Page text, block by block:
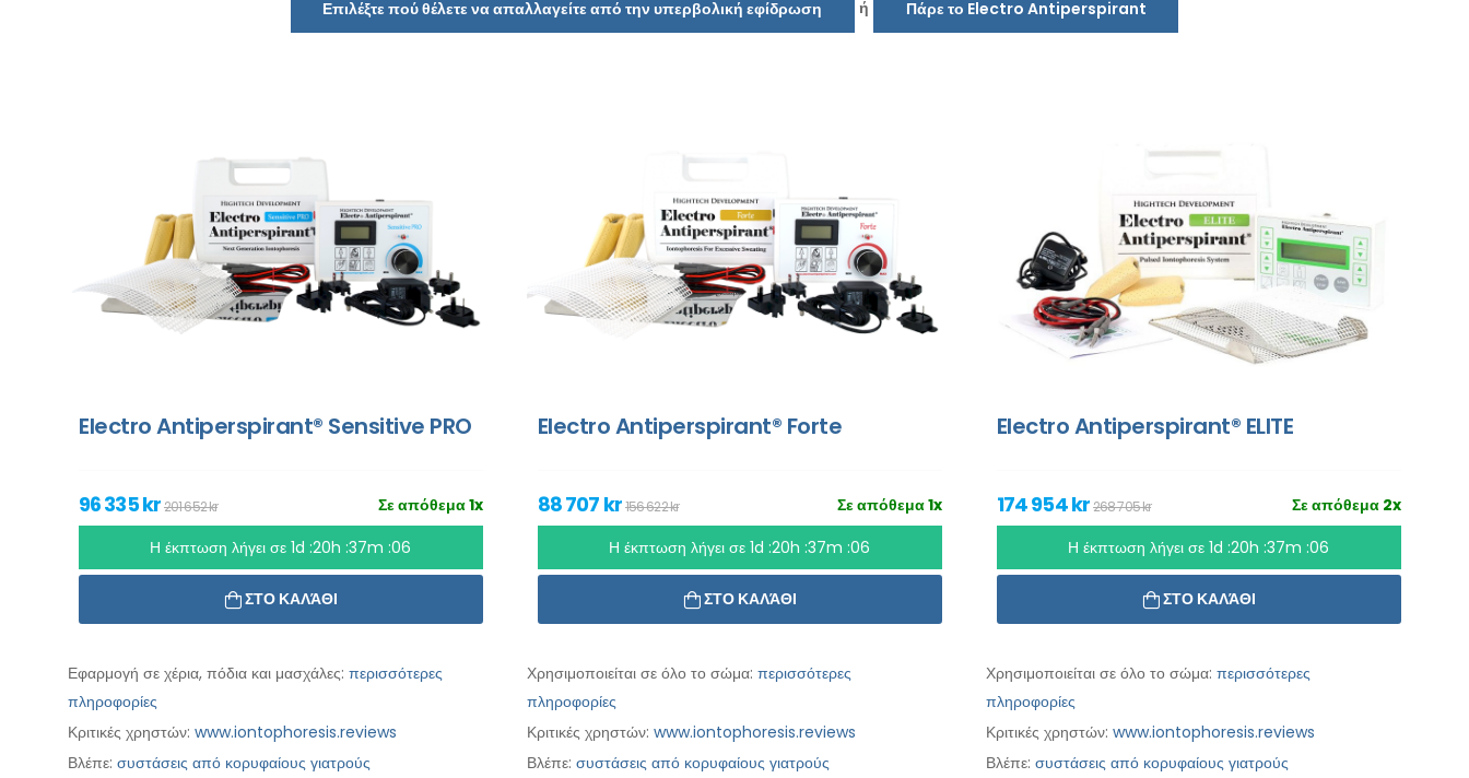
Επιλέξτε πού θέλετε να απαλλαγείτε από την υπερβολική εφίδρωση ή Πάρε το Electro Antiperspirant
Electro Antiperspirant® Sensitive PRO
Σε απόθεμα 1x
96 335 kr201 652 kr
Η έκπτωση λήγει σε1d :20h :37m :05
ΣΤΟ ΚΑΛΆΘΙ
Εφαρμογή σε χέρια, πόδια και μασχάλες: περισσότερες
πληροφορίες
Κριτικές χρηστών: www.iontophoresis.reviews
Βλέπε: συστάσεις από κορυφαίους γιατρούς
Electro Antiperspirant® Forte
Σε απόθεμα 1x
88 707 kr156 622 kr
Η έκπτωση λήγει σε1d :20h :37m :05
ΣΤΟ ΚΑΛΆΘΙ
Χρησιμοποιείται σε όλο το σώμα: περισσότερες
πληροφορίες
Κριτικές χρηστών: www.iontophoresis.reviews
Βλέπε: συστάσεις από κορυφαίους γιατρούς
Electro Antiperspirant® ELITE
Σε απόθεμα 2x
174 954 kr268 705 kr
Η έκπτωση λήγει σε1d :20h :37m :05
ΣΤΟ ΚΑΛΆΘΙ
Χρησιμοποιείται σε όλο το σώμα: περισσότερες
πληροφορίες
Κριτικές χρηστών: www.iontophoresis.reviews
Βλέπε: συστάσεις από κορυφαίους γιατρούς